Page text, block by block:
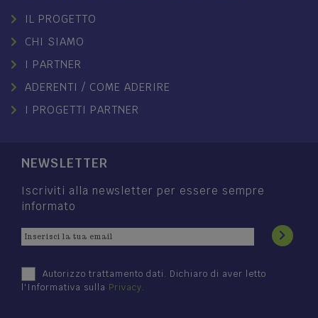
IL PROGETTO
CHI SIAMO
I PARTNER
ADERENTI / COME ADERIRE
I PROGETTI PARTNER
NEWSLETTER
Iscriviti alla newsletter per essere sempre
informato
Autorizzo trattamento dati. Dichiaro di aver letto
l'Informativa sulla Privacy.